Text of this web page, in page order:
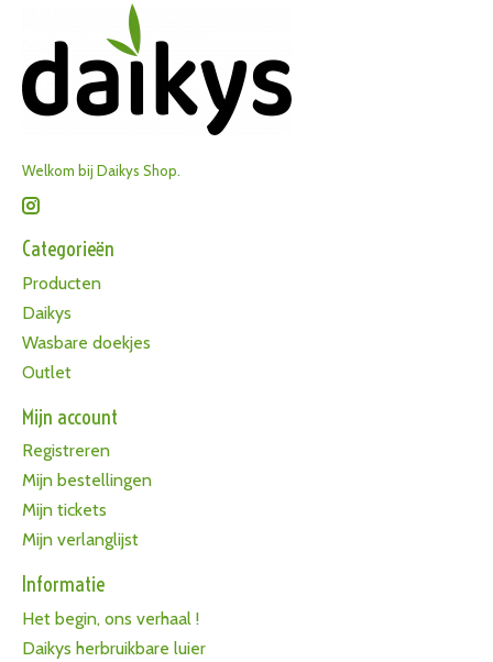
Welkom bij Daikys Shop.
Categorieën
Producten
Daikys
Wasbare doekjes
Outlet
Mijn account
Registreren
Mijn bestellingen
Mijn tickets
Mijn verlanglijst
Informatie
Het begin, ons verhaal !
Daikys herbruikbare luier